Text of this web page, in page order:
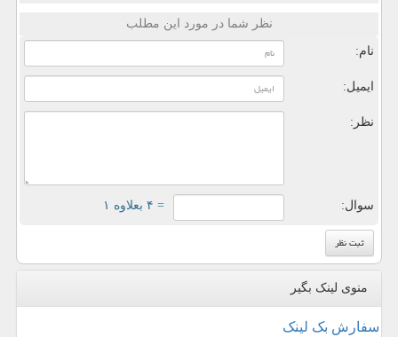
نظر شما در مورد این مطلب
نام:
ایمیل:
نظر:
سوال: = ۴ بعلاوه ۱
منوی لینک بگیر
سفارش بک لینک